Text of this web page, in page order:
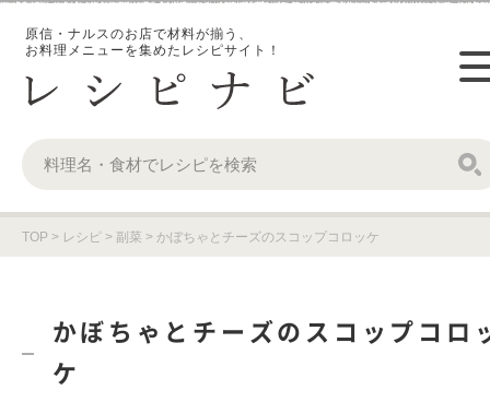
原信・ナルスのお店で材料が揃う、
お料理メニューを集めたレシピサイト！
TOP > レシピ > 副菜 > かぼちゃとチーズのスコップコロッケ
かぼちゃとチーズのスコップコロ
ケ